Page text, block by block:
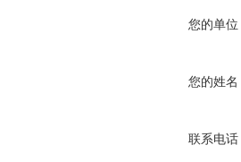
您的单位
您的姓名
联系电话